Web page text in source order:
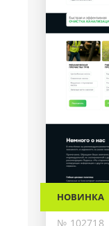
НОВИНКА
№ 102718